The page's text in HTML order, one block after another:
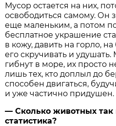
Мусор остается на них,
освободиться самому. Он
еще маленьким, а потом
бесплатное украшение
в кожу, давить на горло,
его скручивать и
гибнут в море, их просто
лишь тех, кто доплыл до
способен двигаться,
и уже частично придушен.
— Сколько животных так
статистика?